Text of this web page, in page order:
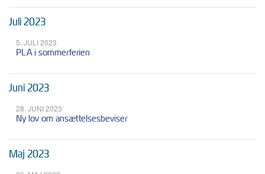
Juli 2023
5. JULI 2023
PLA i sommerferien
Juni 2023
28. JUNI 2023
Ny lov om ansættelsesbeviser
Maj 2023